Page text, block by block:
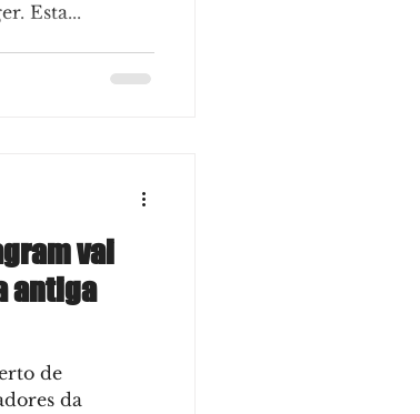
Esta...
vai
antiga
de
da